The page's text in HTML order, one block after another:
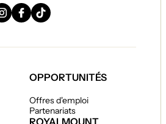
Instagram
Facebook
TikTok
OPPORTUNITÉS
Offres d'emploi
Partenariats
ROYALMOUNT